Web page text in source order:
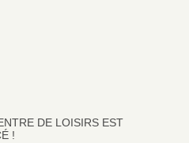
DE LOISIRS EST
!